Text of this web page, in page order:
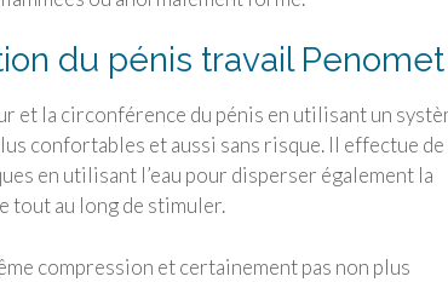
du pénis travail Penomet
et la circonférence du pénis en utilisant un
confortables et aussi sans risque. Il effectue de
en utilisant l’eau pour disperser également la
tout au long de stimuler.
compression et certainement pas non plus